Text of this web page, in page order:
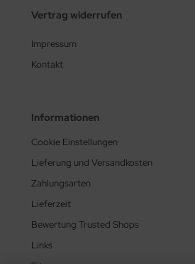
Vertrag widerrufen
Impressum
Kontakt
Informationen
Cookie Einstellungen
Lieferung und Versandkosten
Zahlungsarten
Lieferzeit
Bewertung Trusted Shops
Links